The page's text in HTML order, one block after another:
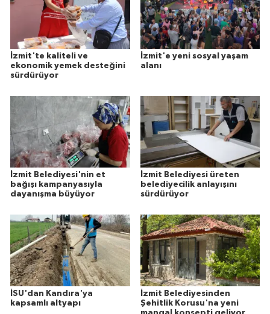
İzmit'te kaliteli ve
ekonomik yemek desteğini
sürdürüyor
İzmit'e yeni sosyal yaşam
alanı
İzmit Belediyesi'nin et
bağışı kampanyasıyla
dayanışma büyüyor
İzmit Belediyesi üreten
belediyecilik anlayışını
sürdürüyor
İSU'dan Kandıra'ya
kapsamlı altyapı
İzmit Belediyesinden
Şehitlik Korusu'na yeni